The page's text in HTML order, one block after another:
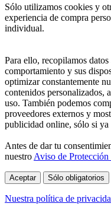
Sólo utilizamos cookies y
experiencia de compra
individual.
Para ello, recopilamos
comportamiento y sus
optimizar constantemente
contenidos personalizados,
uso. También podemos
proveedores externos y
publicidad online, sólo si ya
Antes de dar tu
nuestro Aviso de Protección
Aceptar Sólo obligatorios
Nuestra política de